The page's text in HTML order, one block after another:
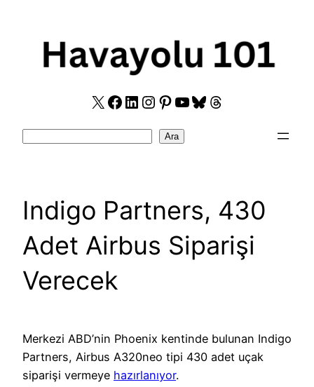
X Facebook
LinkedIn
Instagram
Pinterest
YouTube
Bluesky
Threads
Ara
Indigo Partners, 430
Adet Airbus Siparişi
Verecek
Merkezi ABD’nin Phoenix kentinde bulunan Indigo
Partners, Airbus A320neo tipi 430 adet uçak
siparişi vermeye hazırlanıyor.